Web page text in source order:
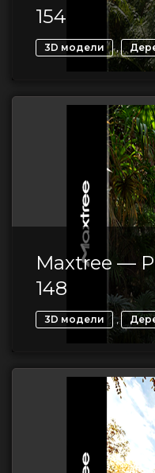
154
3D модели ,
Maxtree —
148
3D модели ,